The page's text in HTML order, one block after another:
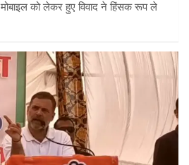
को लेकर हुए विवाद ने हिंसक रूप ले